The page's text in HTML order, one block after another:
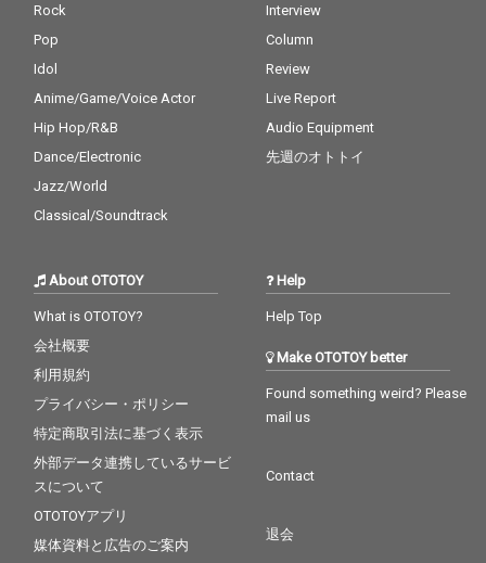
Rock
Pop
Idol
Anime/Game/Voice Actor
Hip Hop/R&B
Dance/Electronic
Jazz/World
Classical/Soundtrack
Interview
Column
Review
Live Report
Audio Equipment
先週のオトトイ
About OTOTOY
What is OTOTOY?
会社概要
利用規約
プライバシー・ポリシー
特定商取引法に基づく表示
外部データ連携しているサービ
スについて
OTOTOYアプリ
媒体資料と広告のご案内
Help
Help Top
Make OTOTOY better
Found something weird? Please
mail us
Contact
退会